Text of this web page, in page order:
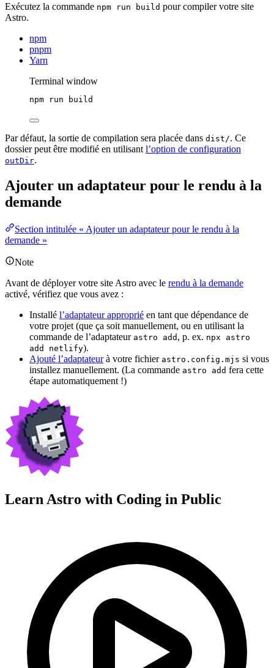
Exécutez la commande npm run build pour compiler votre site
Astro.
npm
pnpm
Yarn
Terminal window
npm run build
Par défaut, la sortie de compilation sera placée dans dist/. Ce
dossier peut être modifié en utilisant l’option de configuration
outDir.
Ajouter un adaptateur pour le rendu à la
demande
Section intitulée « Ajouter un adaptateur pour le rendu à la
demande »
Note
Avant de déployer votre site Astro avec le rendu à la demande
activé, vérifiez que vous avez :
Installé l’adaptateur approprié en tant que dépendance de
votre projet (que ça soit manuellement, ou en utilisant la
commande de l’adaptateur astro add , p. ex. npx astro
add netlify).
Ajouté l’adaptateurà votre fichier astro.config.mjs si vous
installez manuellement. (La commande astro add fera cette
étape automatiquement !)
Learn Astro with Coding in Public